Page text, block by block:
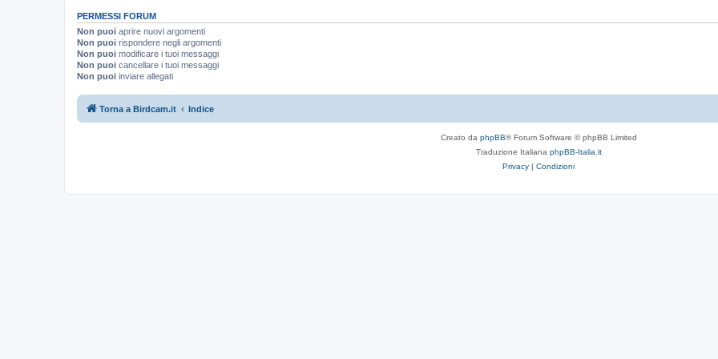
e
s
PERMESSI FORUM
Non puoi aprire nuovi argomenti
Non puoi rispondere negli argomenti
Non puoi modificare i tuoi messaggi
Non puoi cancellare i tuoi messaggi
Non puoi inviare allegati
Torna a Birdcam.it Indice
Creato da phpBB® Forum Software © phpBB Limited
Traduzione Italiana phpBB-Italia.it
Privacy | Condizioni